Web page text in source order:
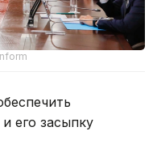
его засыпку